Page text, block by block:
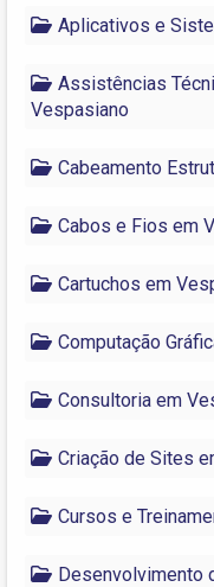
Aplicativos e
Assistências
Vespasiano
Cabeamento
Cabos e Fios em
Cartuchos em
Computação
Consultoria em
Criação de Sites
Cursos e
Desenvolvimento